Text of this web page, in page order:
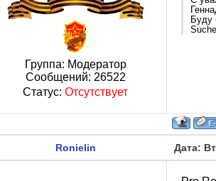
Группа: Модератор
Сообщений: 26522
Статус: Отсутствует
Буду
Ronielin Дата: